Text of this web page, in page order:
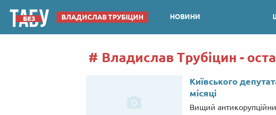
ВЛАДИСЛАВ ТРУБІЦИН НОВИНИ
Владислав Трубіцин -
Київського
місяці
Вищий